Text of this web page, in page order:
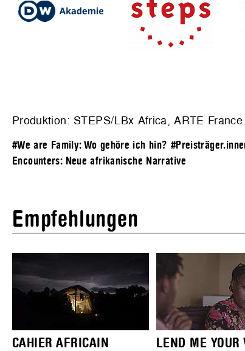
Produktion: STEPS/LBx Africa, ARTE France
#We are Family: Wo gehöre ich hin?
Encounters: Neue afrikanische Narrative
Empfehlungen
CAHIER AFRICAIN LEND ME YOUR